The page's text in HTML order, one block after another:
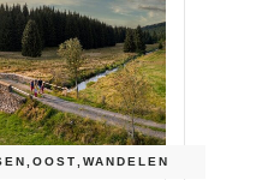
OOST WANDELEN